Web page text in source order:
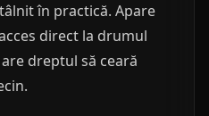
în practică. Apare
direct la drumul
dreptul să ceară